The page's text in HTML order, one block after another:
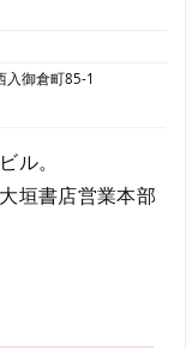
入御倉町85-1
ル。
垣書店営業本部